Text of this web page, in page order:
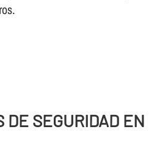
DE SEGURIDAD EN